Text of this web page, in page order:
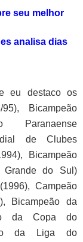
seu melhor
analisa dias
eu destaco os
Bicampeão
Paranaense
de Clubes
Bicampeão
Grande do Sul)
Campeão
Bicampeão da
da Copa do
da Liga do